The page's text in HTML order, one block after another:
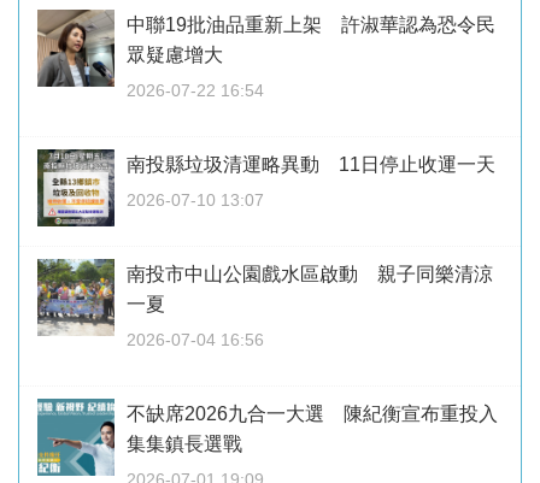
中聯19批油品重新上架 許淑華認為恐令民
眾疑慮增大
2026-07-22 16:54
南投縣垃圾清運略異動 11日停止收運一天
2026-07-10 13:07
南投市中山公園戲水區啟動 親子同樂清涼
一夏
2026-07-04 16:56
不缺席2026九合一大選 陳紀衡宣布重投入
集集鎮長選戰